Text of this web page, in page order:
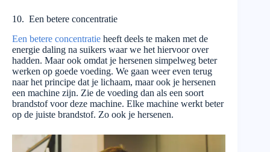
10. Een betere concentratie
Een betere concentratie heeft deels te maken met de
energie daling na suikers waar we het hiervoor over
hadden. Maar ook omdat je hersenen simpelweg beter
werken op goede voeding. We gaan weer even terug
naar het principe dat je lichaam, maar ook je hersenen
een machine zijn. Zie de voeding dan als een soort
brandstof voor deze machine. Elke machine werkt beter
op de juiste brandstof. Zo ook je hersenen.